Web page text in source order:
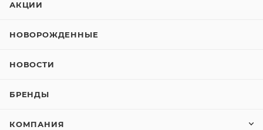
АКЦИИ
НОВОРОЖДЕННЫЕ
НОВОСТИ
БРЕНДЫ
КОМПАНИЯ